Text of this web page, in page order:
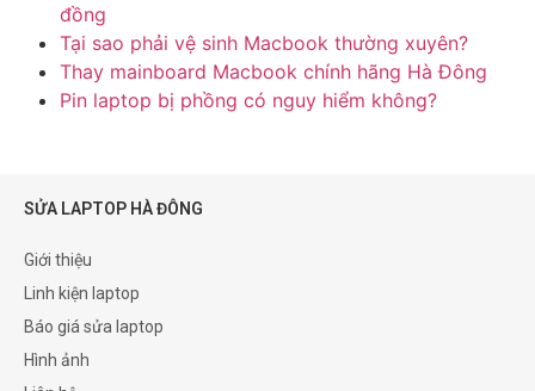
đồng
Tại sao phải vệ sinh Macbook thường xuyên?
Thay mainboard Macbook chính hãng Hà Đông
Pin laptop bị phồng có nguy hiểm không?
SỬA LAPTOP HÀ ĐÔNG
Giới thiệu
Linh kiện laptop
Báo giá sửa laptop
Hình ảnh